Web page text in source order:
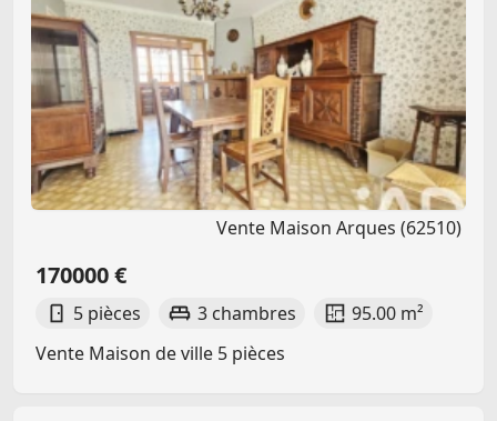
Vente Maison Arques (62510)
170000 €
5 pièces 3 chambres
95.00 m²
Vente Maison de ville 5 pièces